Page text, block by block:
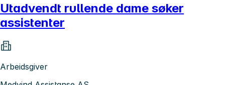
Utadvendt rullende dame søker
assistenter
Arbeidsgiver